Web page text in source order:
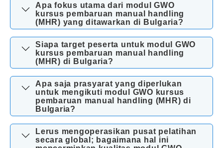
Apa fokus utama dari modul GWO
kursus pembaruan manual handling
(MHR) yang ditawarkan di Bulgaria?
Siapa target peserta untuk modul GWO
kursus pembaruan manual handling
(MHR) di Bulgaria?
Apa saja prasyarat yang diperlukan
untuk mengikuti modul GWO kursus
pembaruan manual handling (MHR) di
Bulgaria?
Lerus mengoperasikan pusat pelatihan
secara global; bagaimana hal ini